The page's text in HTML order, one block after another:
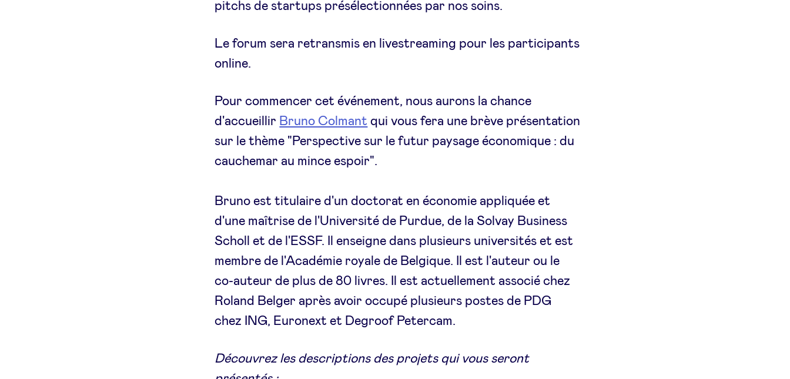
pitchs de startups présélectionnées par nos soins.
Le forum sera retransmis en livestreaming pour les participants
online.
Pour commencer cet événement, nous aurons la chance
d'accueillir Bruno Colmant qui vous fera une brève présentation
sur le thème "Perspective sur le futur paysage économique : du
cauchemar au mince espoir".
Bruno est titulaire d'un doctorat en économie appliquée et
d'une maîtrise de l'Université de Purdue, de la Solvay Business
Scholl et de l'ESSF. Il enseigne dans plusieurs universités et est
membre de l'Académie royale de Belgique. Il est l'auteur ou le
co-auteur de plus de 80 livres. Il est actuellement associé chez
Roland Belger après avoir occupé plusieurs postes de PDG
chez ING, Euronext et Degroof Petercam.
Découvrez les descriptions des projets qui vous seront